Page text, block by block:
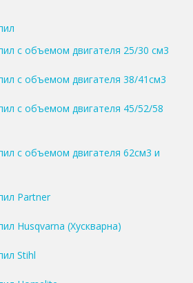
с объемом двигателя 25/30 см3
с объемом двигателя 38/41см3
с объемом двигателя 45/52/58
с объемом двигателя 62см3 и
Partner
Husqvarna (Хускварна)
Stihl